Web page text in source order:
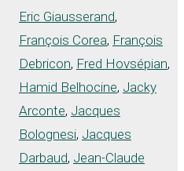
Eric Giausserand,
François Corea, François
Debricon, Fred Hovsépian,
Hamid Belhocine, Jacky
Arconte, Jacques
Bolognesi, Jacques
Darbaud, Jean-Claude